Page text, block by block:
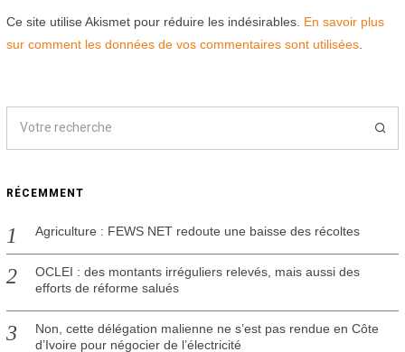
Ce site utilise Akismet pour réduire les indésirables. En savoir plus
sur comment les données de vos commentaires sont utilisées.
RÉCEMMENT
Agriculture : FEWS NET redoute une baisse des récoltes
OCLEI : des montants irréguliers relevés, mais aussi des
efforts de réforme salués
Non, cette délégation malienne ne s’est pas rendue en Côte
d’Ivoire pour négocier de l’électricité